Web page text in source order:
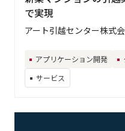
で実現
アート引越センター株式
アプリケーション開発
サービス